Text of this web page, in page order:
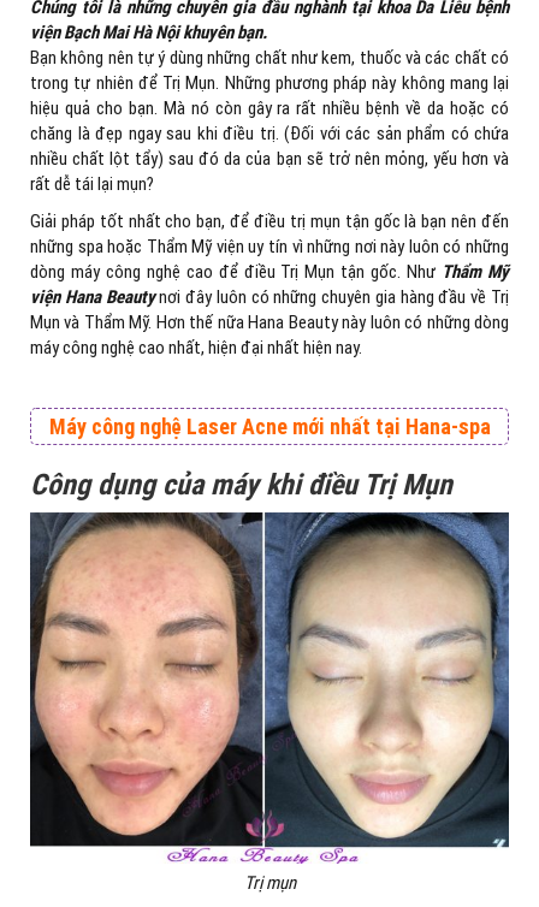
Chúng tôi là những chuyên gia đầu nghành tại khoa Da Liễu bệnh
viện Bạch Mai Hà Nội khuyên bạn.
Bạn không nên tự ý dùng những chất như kem, thuốc và các chất có
trong tự nhiên để Trị Mụn. Những phương pháp này không mang lại
hiệu quả cho bạn. Mà nó còn gây ra rất nhiều bệnh về da hoặc có
chăng là đẹp ngay sau khi điều trị. (Đối với các sản phẩm có chứa
nhiều chất lột tẩy) sau đó da của bạn sẽ trở nên mỏng, yếu hơn và
rất dễ tái lại mụn?
Giải pháp tốt nhất cho bạn, để điều trị mụn tận gốc là bạn nên đến
những spa hoặc Thẩm Mỹ viện uy tín vì những nơi này luôn có những
dòng máy công nghệ cao để điều Trị Mụn tận gốc. Như Thẩm Mỹ
viện Hana Beautynơi đây luôn có những chuyên gia hàng đầu về Trị
Mụn và Thẩm Mỹ. Hơn thế nữa Hana Beauty này luôn có những dòng
máy công nghệ cao nhất, hiện đại nhất hiện nay.
Máy công nghệ Laser Acne mới nhất tại Hana-spa
Công dụng của máy khi điều Trị Mụn
Trị mụn